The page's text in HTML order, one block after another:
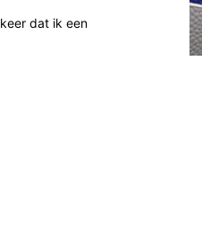
dat ik een